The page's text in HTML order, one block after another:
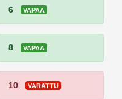
6 VAPAA
8 VAPAA
10 VARATTU